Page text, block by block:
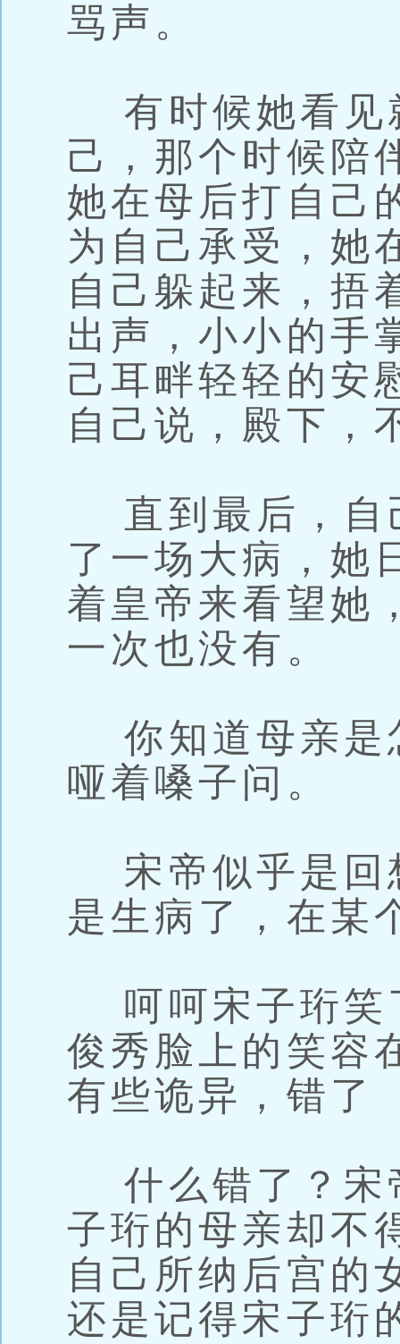
骂声。
有时候她看见
己，那个时候陪
她在母后打自己
为自己承受，她
自己躲起来，捂
出声，小小的手
己耳畔轻轻的安
自己说，殿下，
直到最后，自
了一场大病，她
着皇帝来看望她
一次也没有。
你知道母亲是
哑着嗓子问。
宋帝似乎是回
是生病了，在某
呵呵宋子珩笑
俊秀脸上的笑容
有些诡异，错了
什么错了？宋
子珩的母亲却不
自己所纳后宫的
还是记得宋子珩